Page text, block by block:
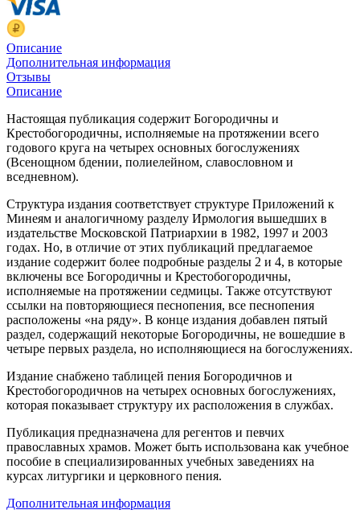
Описание
Дополнительная информация
Отзывы
Описание
Настоящая публикация содержит Богородичны и
Крестобогородичны, исполняемые на протяжении всего
годового круга на четырех основных богослужениях
(Всенощном бдении, полиелейном, славословном и
вседневном).
Структура издания соответствует структуре Приложений к
Минеям и аналогичному разделу Ирмология вышедших в
издательстве Московской Патриархии в 1982, 1997 и 2003
годах. Но, в отличие от этих публикаций предлагаемое
издание содержит более подробные разделы 2 и 4, в которые
включены все Богородичны и Крестобогородичны,
исполняемые на протяжении седмицы. Также отсутствуют
ссылки на повторяющиеся песнопения, все песнопения
расположены «на ряду». В конце издания добавлен пятый
раздел, содержащий некоторые Богородичны, не вошедшие в
четыре первых раздела, но исполняющиеся на богослужениях.
Издание снабжено таблицей пения Богородичнов и
Крестобогородичнов на четырех основных богослужениях,
которая показывает структуру их расположения в службах.
Публикация предназначена для регентов и певчих
православных храмов. Может быть использована как учебное
пособие в специализированных учебных заведениях на
курсах литургики и церковного пения.
Дополнительная информация